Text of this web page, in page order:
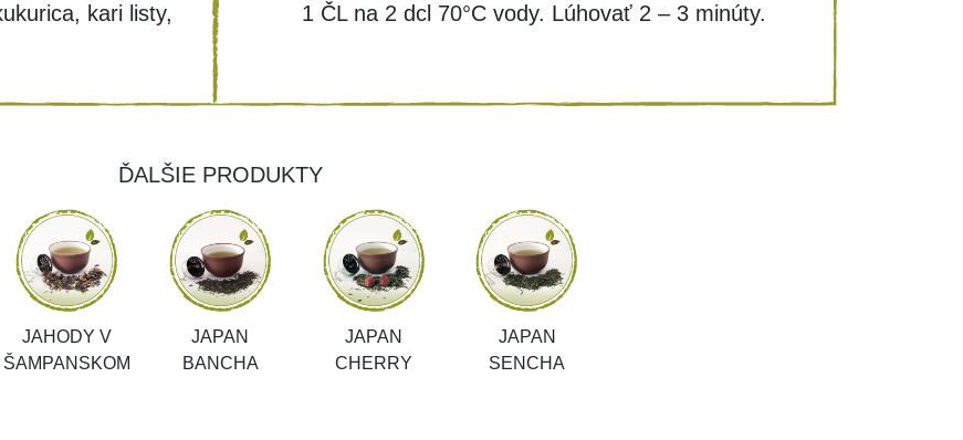
kari listy,
1 ČL na 2 dcl 70°C vody. Lúhovať 2 – 3 minúty.
ĎALŠIE PRODUKTY
JAHODY V
ŠAMPANSKOM
JAPAN
BANCHA
JAPAN
CHERRY
JAPAN
SENCHA